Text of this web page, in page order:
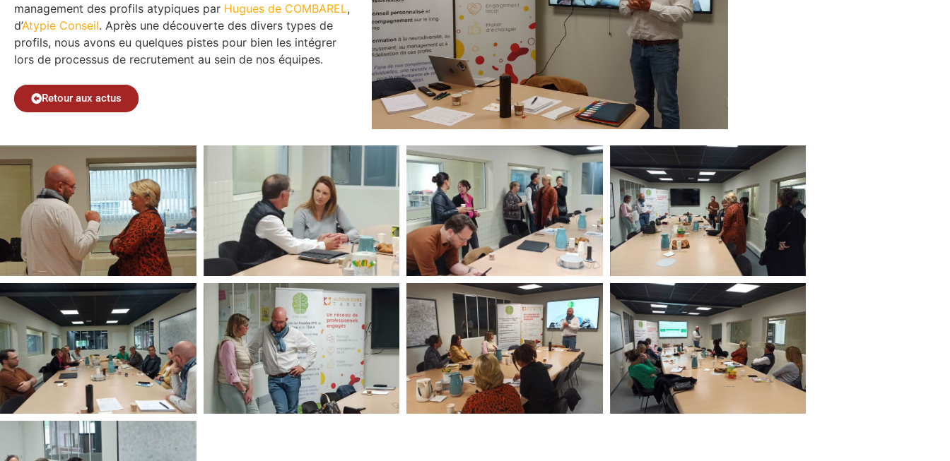
management des profils atypiques par Hugues de COMBAREL,
d’Atypie Conseil. Après une découverte des divers types de
profils, nous avons eu quelques pistes pour bien les intégrer
lors de processus de recrutement au sein de nos équipes.
Retour aux actus